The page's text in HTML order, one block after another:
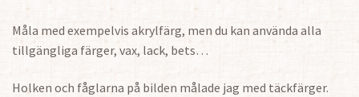
Måla med exempelvis akrylfärg, men du kan använda alla
tillgängliga färger, vax, lack, bets…
Holken och fåglarna på bilden målade jag med täckfärger.